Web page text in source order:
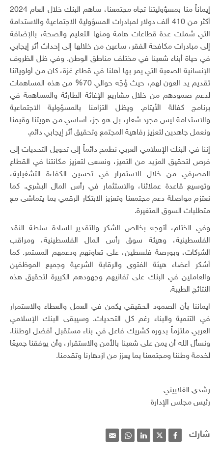
إيماناً منا بمسؤوليتنا تجاه مجتمعنا، ساهم البنك خلال العام 2024
أكثر من 410 ألف دولار لمبادرات المسؤولية الاجتماعية والاستدامة
التي شملت عدة قطاعات هامة ومنها التعليم والصحة، بالإضافة
إلى مبادرات مكافحة الفقر، ساعين من خلالها إلى إحداث أثر إيجابي
في حياة أبناء شعبنا في مختلف مناطق الوطن. وفي ظل الظروف
الإنسانية الصعبة التي يمر بها أهلنا في قطاع غزة، كان من أولوياتنا
تقديم يد العون لهم، حيث وُجّه حوالي 70% من هذه المساهمات
لدعم صمودهم من خلال مشاريع الإغاثة الطارئة والمساهمة في
برنامج كفالة الأيتام. ويظل التزامنا بالمسؤولية الاجتماعية
والاستدامة ليس مجرد شعار، بل هو جزء أساسي من هويتنا وقيمنا
ونعمل جاهدين لتعزيز رفاهية المجتمع وتحقيق أثر إيجابي دائم.
إننا في البنك الإسلامي العربي نطمح دائماً إلى تحويل التحديات إلى
فرص لتحقيق المزيد من التميز، ونسعى لتعزيز مكانتنا في القطاع
المصرفي من خلال الاستمرار في تحسين الكفاءة التشغيلية،
وتوسيع قاعدة عملائنا، والاستثمار في رأس المال البشري. كما
نعتزم مواصلة دعم مجتمعنا وتعزيز الابتكار الرقمي بما يتماشى مع
متطلبات السوق المتغيرة.
وفي الختام، أتوجه بخالص الشكر والتقدير للسادة سلطة النقد
الفلسطينية، وهيئة سوق رأس المال الفلسطينية، ومراقب
الشركات، وبورصة فلسطين، على تعاونهم ودعمهم المستمر. كما
أشكر أعضاء هيئة الفتوى والرقابة الشرعية وجميع الموظفين
والعاملين في البنك على تفانيهم وجهودهم الكبيرة لتحقيق هذه
النتائج الطيبة.
ايماننا بأن الصمود الحقيقي يكمن في العمل والعطاء والاستمرار
في التنمية والبناء رغم كل التحديات. وسيبقى البنك الإسلامي
العربي ملتزماً بدوره كشريك فاعل في بناء مستقبل أفضل لوطننا.
ونسأل الله أن يمن على شعبنا بالأمن والاستقرار، وأن يوفقنا جميعًا
لخدمة وطننا ومجتمعنا بما يعزز من ازدهارنا وتقدمنا.
رشدي الغلاييني
رئيس مجلس الإدارة
شارك